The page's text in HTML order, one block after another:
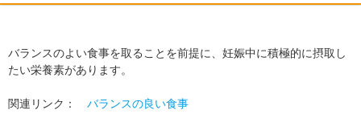
バランスのよい食事を取ることを前提に、妊娠中に積極的に摂取し
たい栄養素があります。
関連リンク： バランスの良い食事